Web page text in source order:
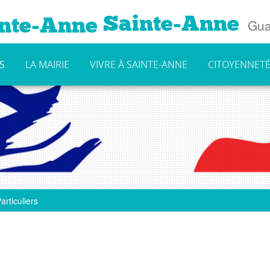
Sainte-Anne
LA MAIRIE VIVRE À SAINTE-ANNE CITOYENNETÉ